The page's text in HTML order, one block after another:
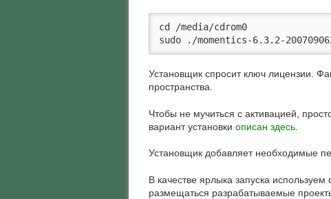
cd /media/cdrom0
sudo ./momentics-6.3.2-
Установщик спросит ключ лицензии.
пространства.
Чтобы не мучиться с активацией,
вариант установки описан здесь
Установщик добавляет необходимые
В качестве ярлыка запуска
размещаться разрабатываемые